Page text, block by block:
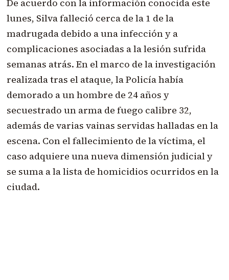
De acuerdo con la información conocida este
lunes, Silva falleció cerca de la 1 de la
madrugada debido a una infección y a
complicaciones asociadas a la lesión sufrida
semanas atrás. En el marco de la investigación
realizada tras el ataque, la Policía había
demorado a un hombre de 24 años y
secuestrado un arma de fuego calibre 32,
además de varias vainas servidas halladas en la
escena. Con el fallecimiento de la víctima, el
caso adquiere una nueva dimensión judicial y
se suma a la lista de homicidios ocurridos en la
ciudad.